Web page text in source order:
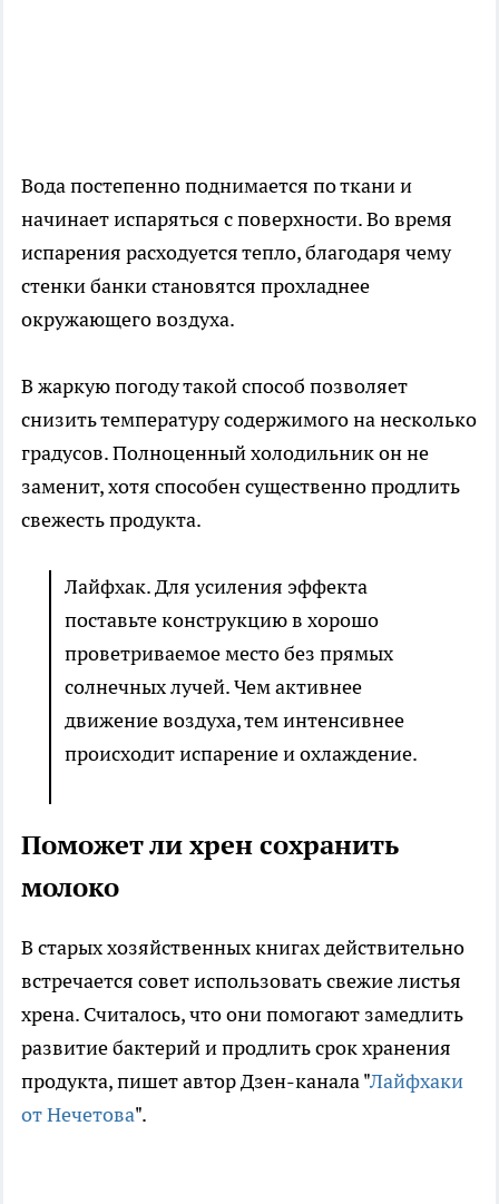
Вода постепенно поднимается по ткани и
начинает испаряться с поверхности. Во время
испарения расходуется тепло, благодаря чему
стенки банки становятся прохладнее
окружающего воздуха.
В жаркую погоду такой способ позволяет
снизить температуру содержимого на несколько
градусов. Полноценный холодильник он не
заменит, хотя способен существенно продлить
свежесть продукта.
Лайфхак. Для усиления эффекта
поставьте конструкцию в хорошо
проветриваемое место без прямых
солнечных лучей. Чем активнее
движение воздуха, тем интенсивнее
происходит испарение и охлаждение.
Поможет ли хрен сохранить
молоко
В старых хозяйственных книгах действительно
встречается совет использовать свежие листья
хрена. Считалось, что они помогают замедлить
развитие бактерий и продлить срок хранения
продукта, пишет автор Дзен-канала "Лайфхаки
от Нечетова".